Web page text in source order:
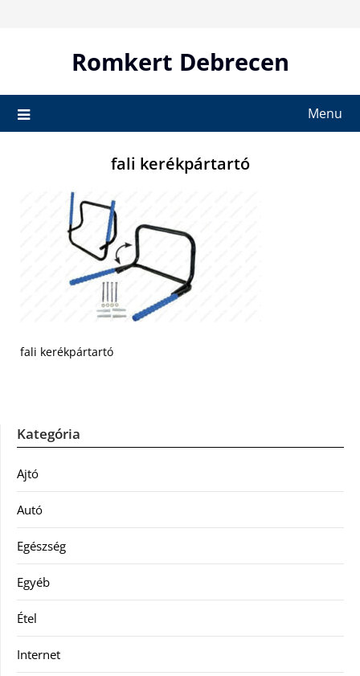
Romkert Debrecen
Menu
fali kerékpártartó
fali kerékpártartó
Kategória
Ajtó
Autó
Egészség
Egyéb
Étel
Internet